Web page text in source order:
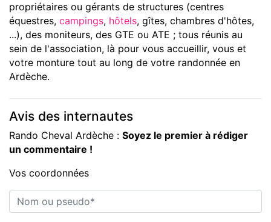
propriétaires ou gérants de structures (centres
équestres, campings, hôtels, gîtes, chambres d'hôtes,
...), des moniteurs, des GTE ou ATE ; tous réunis au
sein de l'association, là pour vous accueillir, vous et
votre monture tout au long de votre randonnée en
Ardèche.
Avis des internautes
Rando Cheval Ardèche : Soyez le premier à rédiger
un commentaire !
Vos coordonnées
Nom ou pseudo*